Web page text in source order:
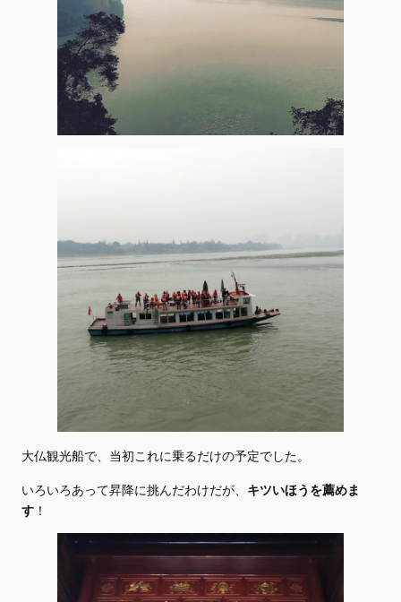
大仏観光船で、当初これに乗るだけの予定でした。
いろいろあって昇降に挑んだわけだが、 キツいほうを薦めま
す ！